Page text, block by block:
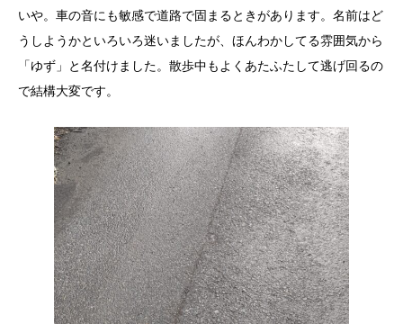
いや。車の音にも敏感で道路で固まるときがあります。名前はど
うしようかといろいろ迷いましたが、ほんわかしてる雰囲気から
「ゆず」と名付けました。散歩中もよくあたふたして逃げ回るの
で結構大変です。